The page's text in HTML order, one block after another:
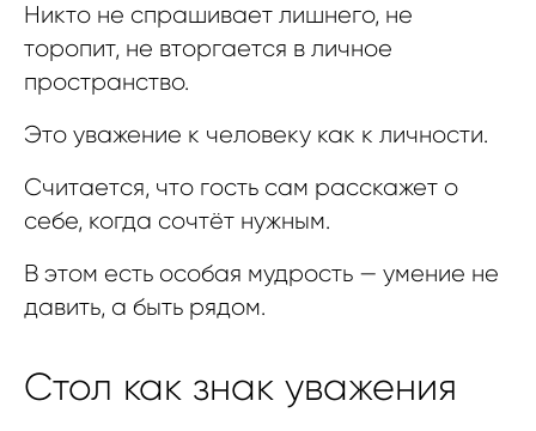
Никто не спрашивает лишнего, не
торопит, не вторгается в личное
пространство.
Это уважение к человеку как к личности.
Считается, что гость сам расскажет о
себе, когда сочтёт нужным.
В этом есть особая мудрость — умение не
давить, а быть рядом.
Стол как знак уважения